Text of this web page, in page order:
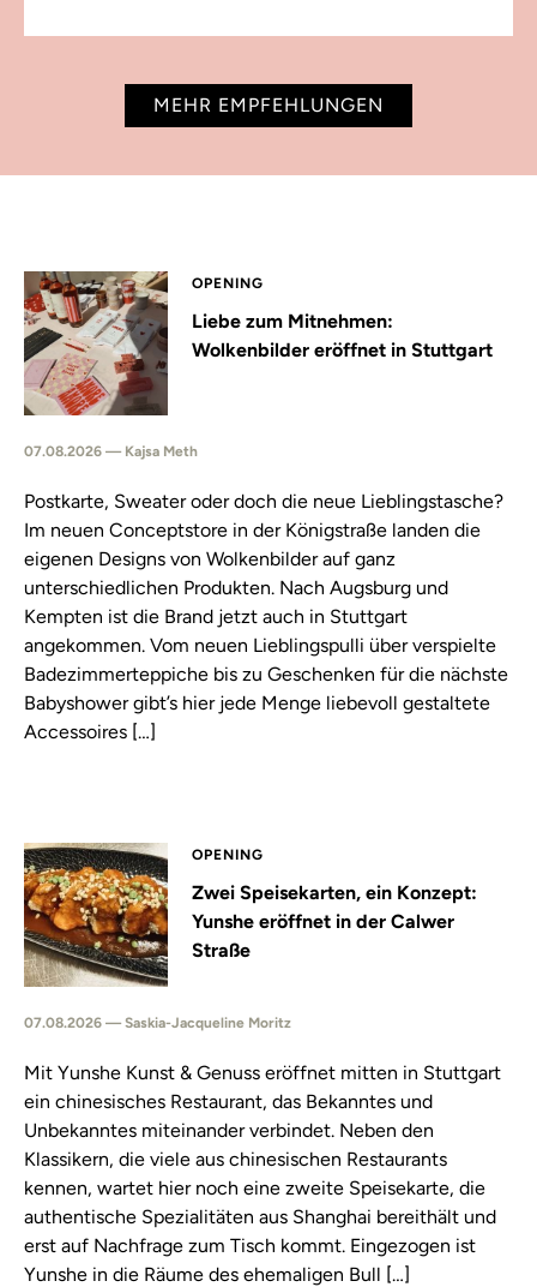
MEHR EMPFEHLUNGEN
OPENING
Liebe zum Mitnehmen:
Wolkenbilder eröffnet in Stuttgart
07.08.2026 — Kajsa Meth
Postkarte, Sweater oder doch die neue Lieblingstasche?
Im neuen Conceptstore in der Königstraße landen die
eigenen Designs von Wolkenbilder auf ganz
unterschiedlichen Produkten. Nach Augsburg und
Kempten ist die Brand jetzt auch in Stuttgart
angekommen. Vom neuen Lieblingspulli über verspielte
Badezimmerteppiche bis zu Geschenken für die nächste
Babyshower gibt’s hier jede Menge liebevoll gestaltete
Accessoires […]
OPENING
Zwei Speisekarten, ein Konzept:
Yunshe eröffnet in der Calwer
Straße
07.08.2026 — Saskia-Jacqueline Moritz
Mit Yunshe Kunst & Genuss eröffnet mitten in Stuttgart
ein chinesisches Restaurant, das Bekanntes und
Unbekanntes miteinander verbindet. Neben den
Klassikern, die viele aus chinesischen Restaurants
kennen, wartet hier noch eine zweite Speisekarte, die
authentische Spezialitäten aus Shanghai bereithält und
erst auf Nachfrage zum Tisch kommt. Eingezogen ist
Yunshe in die Räume des ehemaligen Bull […]